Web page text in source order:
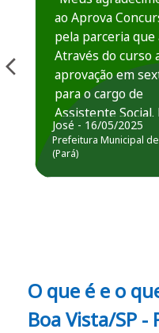
ao Aprova
pela parceria que
Através do curso
aprovação em
para o cargo de
Assistente Social.
estou atuando na
Prefeitura de
José - 16/05/2025
Prefeitura Municipal
(Pará)
O que é e o
Boa Vista/SP